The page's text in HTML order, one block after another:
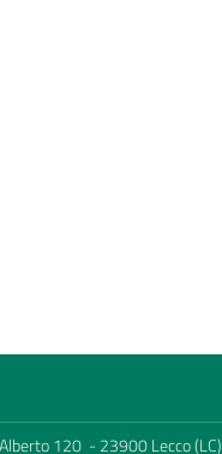
120 - 23900 Lecco